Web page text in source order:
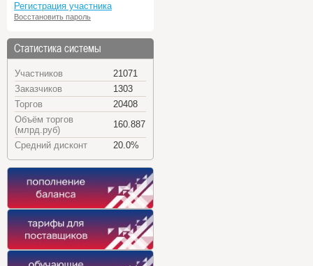
Регистрация участника
Восстановить пароль
Статистика системы
Участников
21071
Заказчиков
1303
Торгов
20408
Объём торгов
(млрд.руб)
160.887
Средний дисконт
20.0%